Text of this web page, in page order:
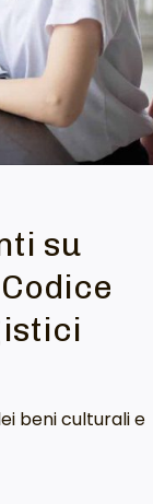
su
beni culturali e